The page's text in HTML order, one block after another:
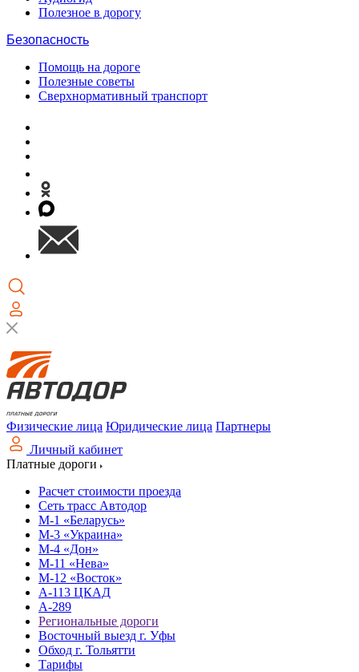
Полезное в дорогу
Безопасность
Помощь на дороге
Полезные советы
Сверхнормативный транспорт
Физические лица Юридические лица Партнеры
Личный кабинет
Платные дороги
Расчет стоимости проезда
Сеть трасс Автодор
М-1 «Беларусь»
М-3 «Украина»
М-4 «Дон»
М-11 «Нева»
М-12 «Восток»
А-113 ЦКАД
А-289
Региональные дороги
Восточный выезд г. Уфы
Обход г. Тольятти
Тарифы